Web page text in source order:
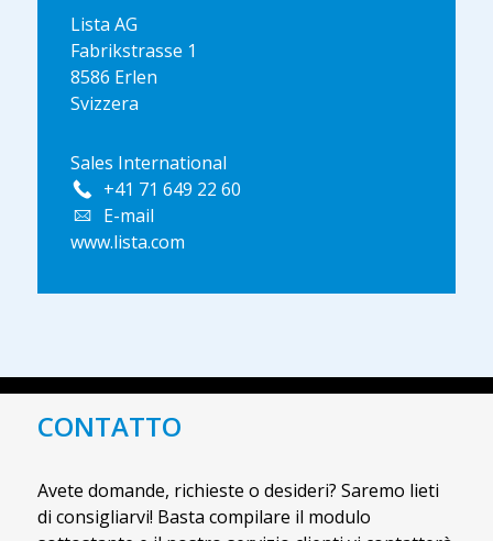
Lista AG
Fabrikstrasse 1
8586 Erlen
Svizzera
Sales International
+41 71 649 22 60
E-mail
www.lista.com
CONTATTO
Avete domande, richieste o desideri? Saremo lieti
di consigliarvi! Basta compilare il modulo